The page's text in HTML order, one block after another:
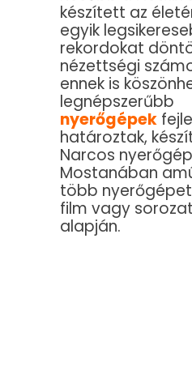
készített az
egyik
rekordokat
nézettségi
ennek is
legnépszerűbb
nyerőgépek
határoztak,
Narcos
Mostanában
több
film vagy
alapján.